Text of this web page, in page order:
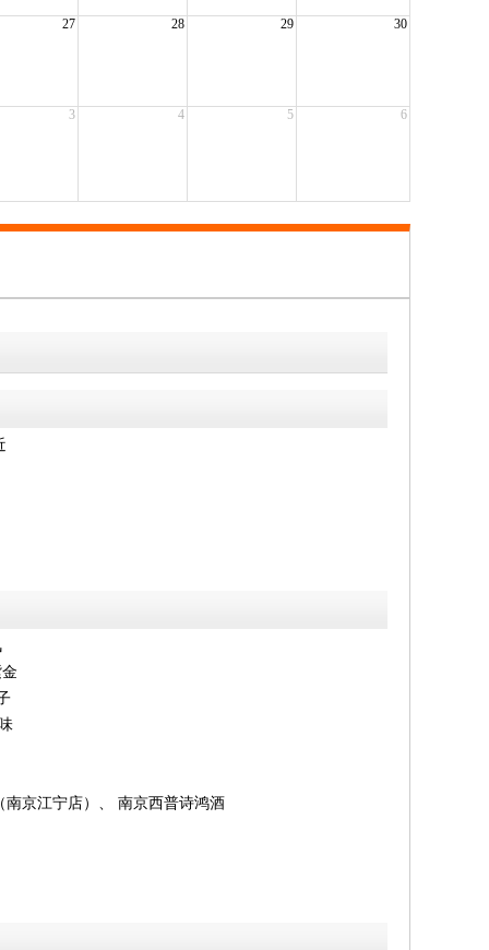
27 28 29 30
3 4 5 6
京江宁店）、 南京西普诗鸿酒